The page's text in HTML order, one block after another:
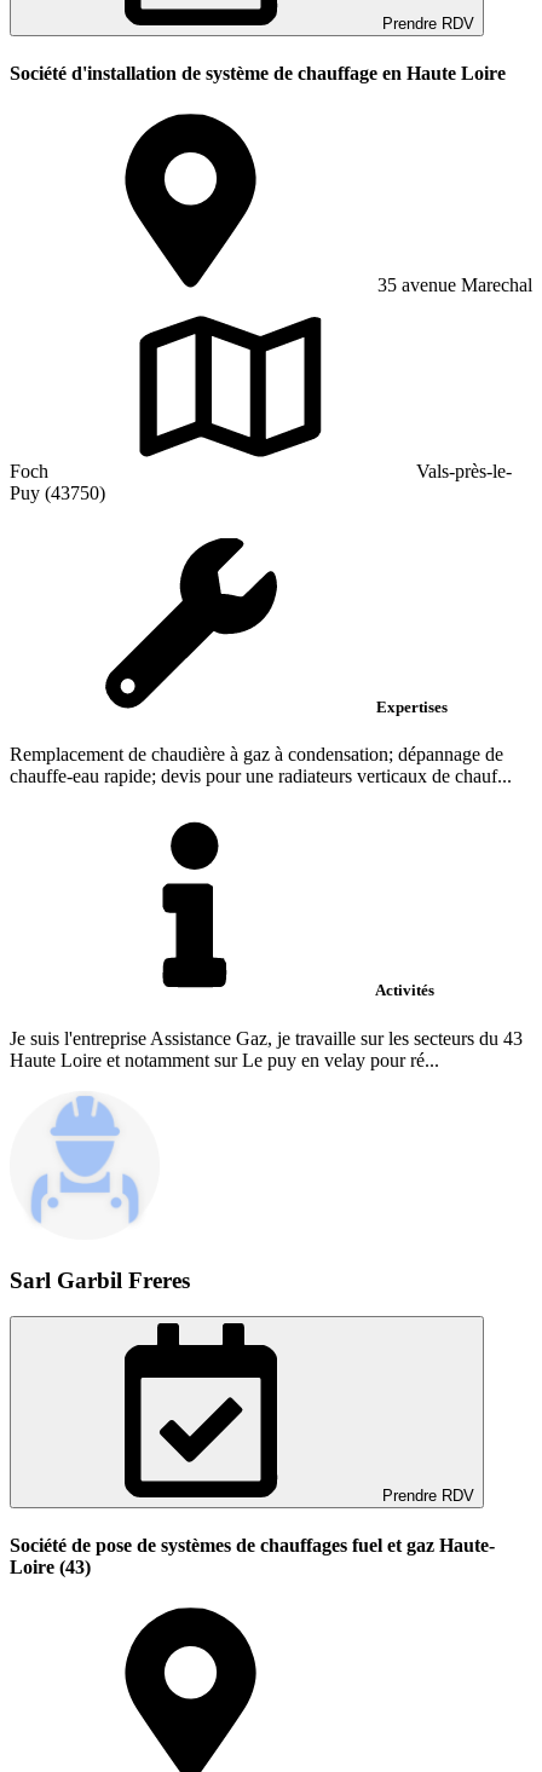
Prendre RDV
Société d'installation de système de chauffage en Haute Loire
35 avenue Marechal
Foch
Vals-près-le-
Puy (43750)
Expertises
Remplacement de chaudière à gaz à condensation; dépannage de
chauffe-eau rapide; devis pour une radiateurs verticaux de chauf...
Activités
Je suis l'entreprise Assistance Gaz, je travaille sur les secteurs du 43
Haute Loire et notamment sur Le puy en velay pour ré...
Sarl Garbil Freres
Prendre RDV
Société de pose de systèmes de chauffages fuel et gaz Haute-
Loire (43)